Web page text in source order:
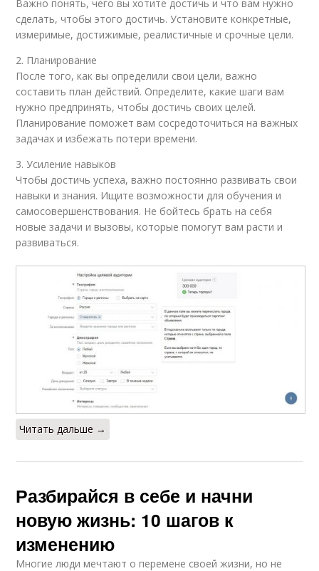
Важно понять, чего вы хотите достичь и что вам нужно
сделать, чтобы этого достичь. Установите конкретные,
измеримые, достижимые, реалистичные и срочные цели.
2. Планирование
После того, как вы определили свои цели, важно
составить план действий. Определите, какие шаги вам
нужно предпринять, чтобы достичь своих целей.
Планирование поможет вам сосредоточиться на важных
задачах и избежать потери времени.
3. Усиление навыков
Чтобы достичь успеха, важно постоянно развивать свои
навыки и знания. Ищите возможности для обучения и
самосовершенствования. Не бойтесь брать на себя
новые задачи и вызовы, которые помогут вам расти и
развиваться.
Читать дальше →
Разбирайся в себе и начни
новую жизнь: 10 шагов к
изменению
Многие люди мечтают о перемене своей жизни, но не